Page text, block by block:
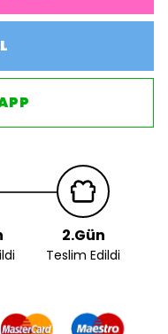
2.Gün
Teslim Edildi